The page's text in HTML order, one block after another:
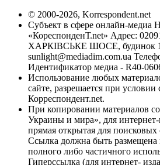
© 2000-2026, Korrespondent.net
Субъект в сфере онлайн-медиа
«КореспонденТ.net» Адрес:
ХАРКІВСЬКЕ ШОСЕ, будинок
sunlight@mediadim.com.ua
Идентификатор медиа - R40-
Использование любых
сайте, разрешается при условии
Корреспондент.net.
При копировании материалов
Украины и мира», для интернет-
прямая открытая для поисковых
Ссылка должна быть размещена
полного либо частичного
Гиперссылка (для интернет-